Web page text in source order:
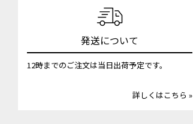
発送について
12時までのご注文は当日出荷予定です。
詳しくはこちら »